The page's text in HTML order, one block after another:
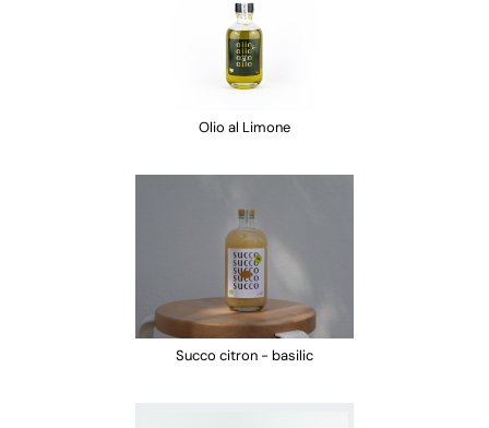
Olio al Limone
Succo citron - basilic